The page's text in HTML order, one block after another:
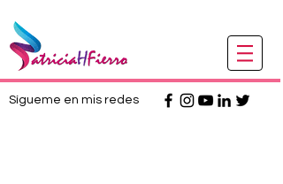
Sígueme en mis redes